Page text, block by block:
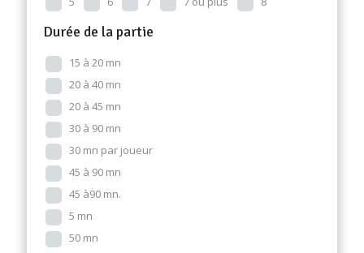
Durée de la partie
15 à 20 mn
20 à 40 mn
20 à 45 mn
30 à 90 mn
30 mn par joueur
45 à 90 mn
45 à90 mn.
5 mn
50 mn